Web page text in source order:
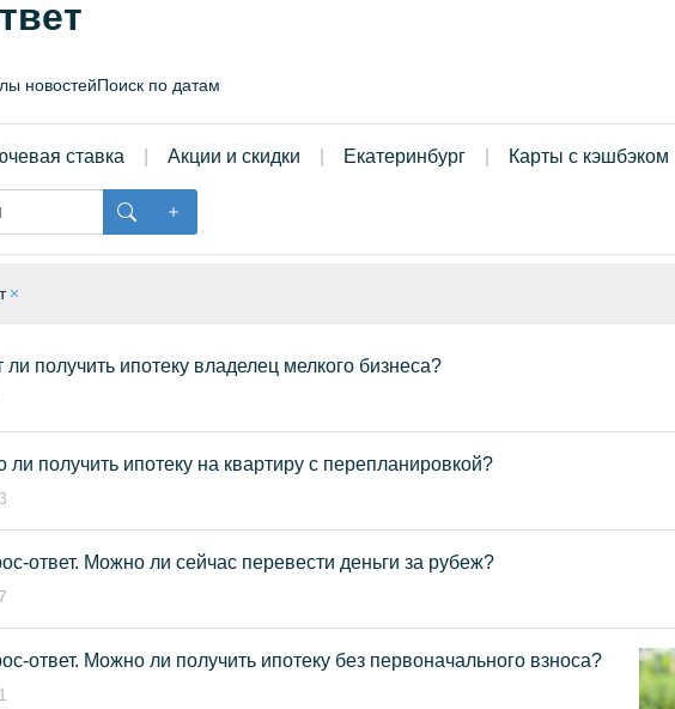
новостейПоиск по датам
ставка Акции и скидки Екатеринбург Карты с кэшбэком
получить ипотеку владелец мелкого бизнеса?
ли получить ипотеку на квартиру с перепланировкой?
ответ. Можно ли сейчас перевести деньги за рубеж?
ответ. Можно ли получить ипотеку без первоначального взноса?